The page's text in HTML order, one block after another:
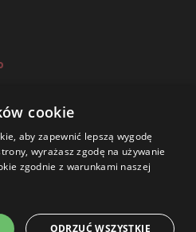
cookie
aby zapewnić lepszą wygodę
wyrażasz zgodę na używanie
zgodnie z warunkami naszej
ODRZUĆ WSZYSTKIE